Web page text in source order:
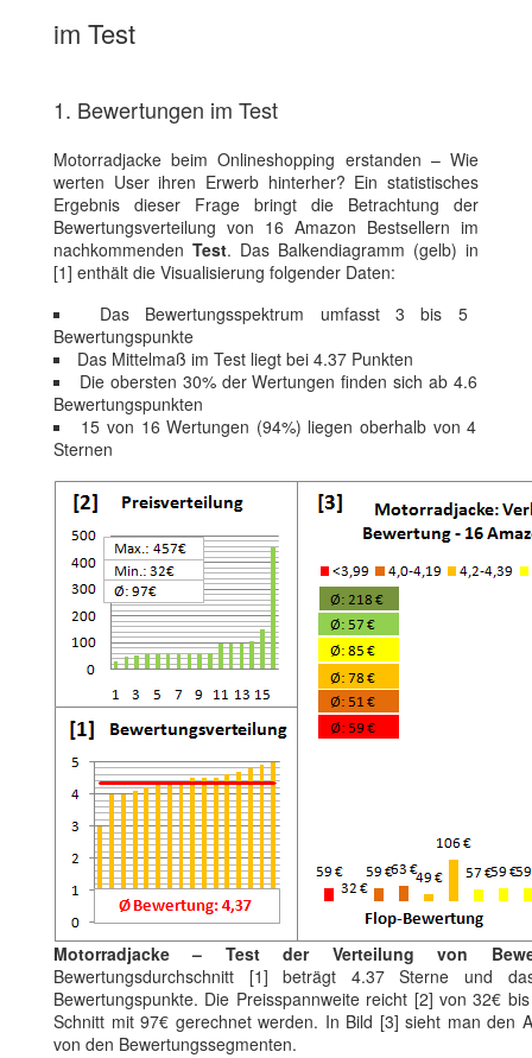
im Test
1. Bewertungen im Test
Motorradjacke beim Onlineshopping erstanden – Wie
werten User ihren Erwerb hinterher? Ein statistisches
Ergebnis dieser Frage bringt die Betrachtung der
Bewertungsverteilung von 16 Amazon Bestsellern im
nachkommenden Test. Das Balkendiagramm (gelb) in
[1] enthält die Visualisierung folgender Daten:
Das Bewertungsspektrum umfasst 3 bis 5
Bewertungspunkte
Das Mittelmaß im Test liegt bei 4.37 Punkten
Die obersten 30% der Wertungen finden sich ab 4.6
Bewertungspunkten
15 von 16 Wertungen (94%) liegen oberhalb von 4
Sternen
Motorradjacke – Test der Verteilung von
Bewertungsdurchschnitt [1] beträgt 4.37 Sterne und
Bewertungspunkte. Die Preisspannweite reicht [2] von 32€
Schnitt mit 97€ gerechnet werden. In Bild [3] sieht man den
von den Bewertungssegmenten.